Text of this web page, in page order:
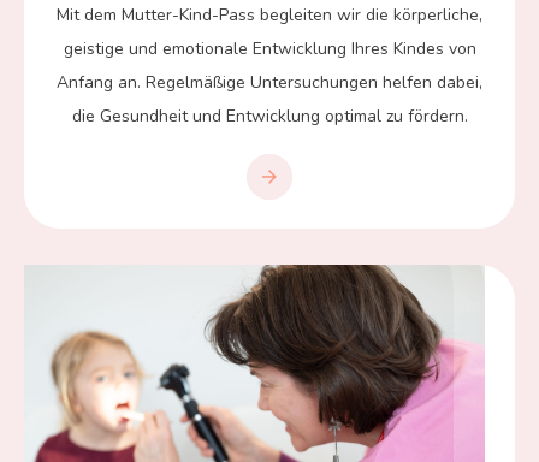
Mit dem Mutter-Kind-Pass begleiten wir die körperliche,
geistige und emotionale Entwicklung Ihres Kindes von
Anfang an. Regelmäßige Untersuchungen helfen dabei,
die Gesundheit und Entwicklung optimal zu fördern.